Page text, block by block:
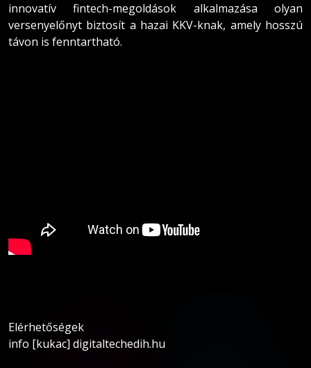
innovatív fintech-megoldások alkalmazása olyan
versenyelőnyt biztosít a hazai KKV-knak, amely hosszú
távon is fenntartható.
Elérhetőségek
info [kukac] digitaltechedih.hu